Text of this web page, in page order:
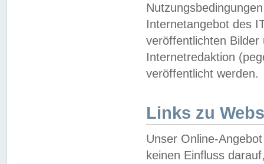
Internetangebot des
veröffentlichten
Internetredaktion
veröffentlicht werden.
Links zu
Unser Online-
keinen Einfluss